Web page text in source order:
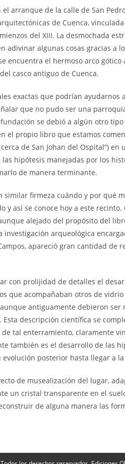
de la calle de San
de Cuenca,
del XIII. La desmochada
adivinar algunas cosas gracias a
encuentra el hermoso arco
casco antiguo de Cuenca.
que podrían ayudarnos a
que no pudo ser una
se debió a algún otro
el propio libro que estamos
de San Johan del Ospital”)
hipótesis manejadas por los
de manera terminante.
firmeza cuándo y por qué
y así se conoce hoy a este
alejado del propósito del
arqueológica
apareció gran cantidad de
prolijidad de detalles el
que acompañaban otros de
antiguamente debieron ser
descripción científica se
tal enterramiento, claramente
también es el desarrollo de las
posterior hasta llegar a
musealización del lugar,
un cristal transparente en el
de alguna manera las